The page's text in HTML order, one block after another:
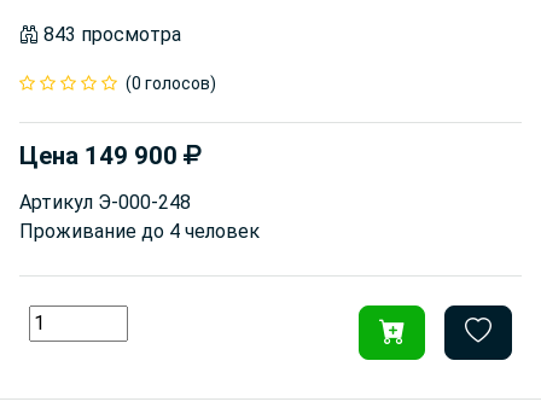
843 просмотра
(0 голосов)
Цена 149 900
Артикул Э-000-248
Проживание до 4 человек